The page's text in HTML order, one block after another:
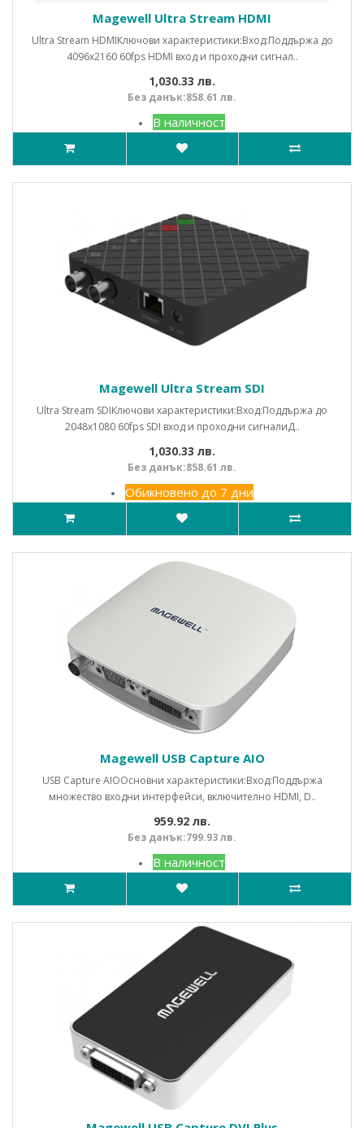
Magewell Ultra Stream HDMI
Ultra Stream HDMIКлючови характеристики:Вход:Поддържа до
4096x2160 60fps HDMI вход и проходни сигнал..
1,030.33 лв.
Без данък:858.61 лв.
В наличност
Magewell Ultra Stream SDI
Ultra Stream SDIКлючови характеристики:Вход:Поддържа до
2048x1080 60fps SDI вход и проходни сигналиД..
1,030.33 лв.
Без данък:858.61 лв.
Обикновено до 7 дни
Magewell USB Capture AIO
USB Capture AIOОсновни характеристики:Вход:Поддържа
множество входни интерфейси, включително HDMI, D..
959.92 лв.
Без данък:799.93 лв.
В наличност